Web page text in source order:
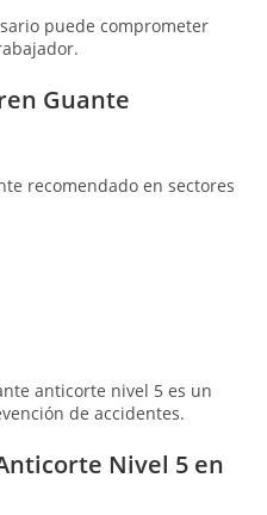
puede comprometer
Guante
recomendado en sectores
anticorte nivel 5 es un
de accidentes.
Nivel 5 en